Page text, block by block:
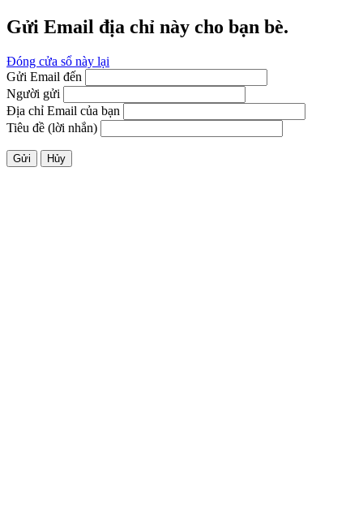
Gửi Email địa chỉ này cho bạn bè.
Đóng cửa sổ này lại
Gửi Email đến
Người gửi
Địa chỉ Email của bạn
Tiêu đề (lời nhắn)
Gửi Hủy